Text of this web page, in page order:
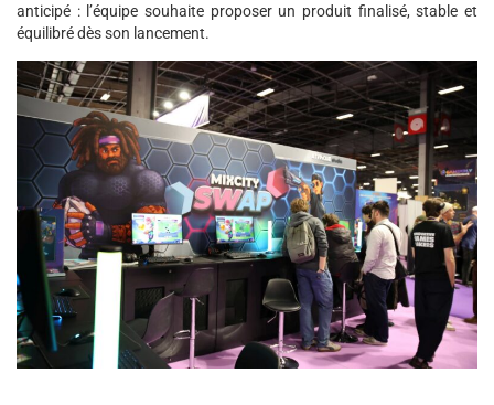
anticipé : l’équipe souhaite proposer un produit finalisé, stable et
équilibré dès son lancement.